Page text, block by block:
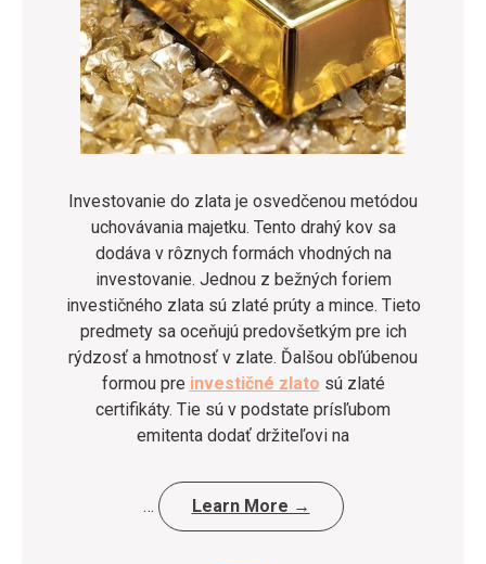
Investovanie do zlata je osvedčenou metódou
uchovávania majetku. Tento drahý kov sa
dodáva v rôznych formách vhodných na
investovanie. Jednou z bežných foriem
investičného zlata sú zlaté prúty a mince. Tieto
predmety sa oceňujú predovšetkým pre ich
rýdzosť a hmotnosť v zlate. Ďalšou obľúbenou
formou pre investičné zlato sú zlaté
certifikáty. Tie sú v podstate prísľubom
emitenta dodať držiteľovi na
… Learn More →